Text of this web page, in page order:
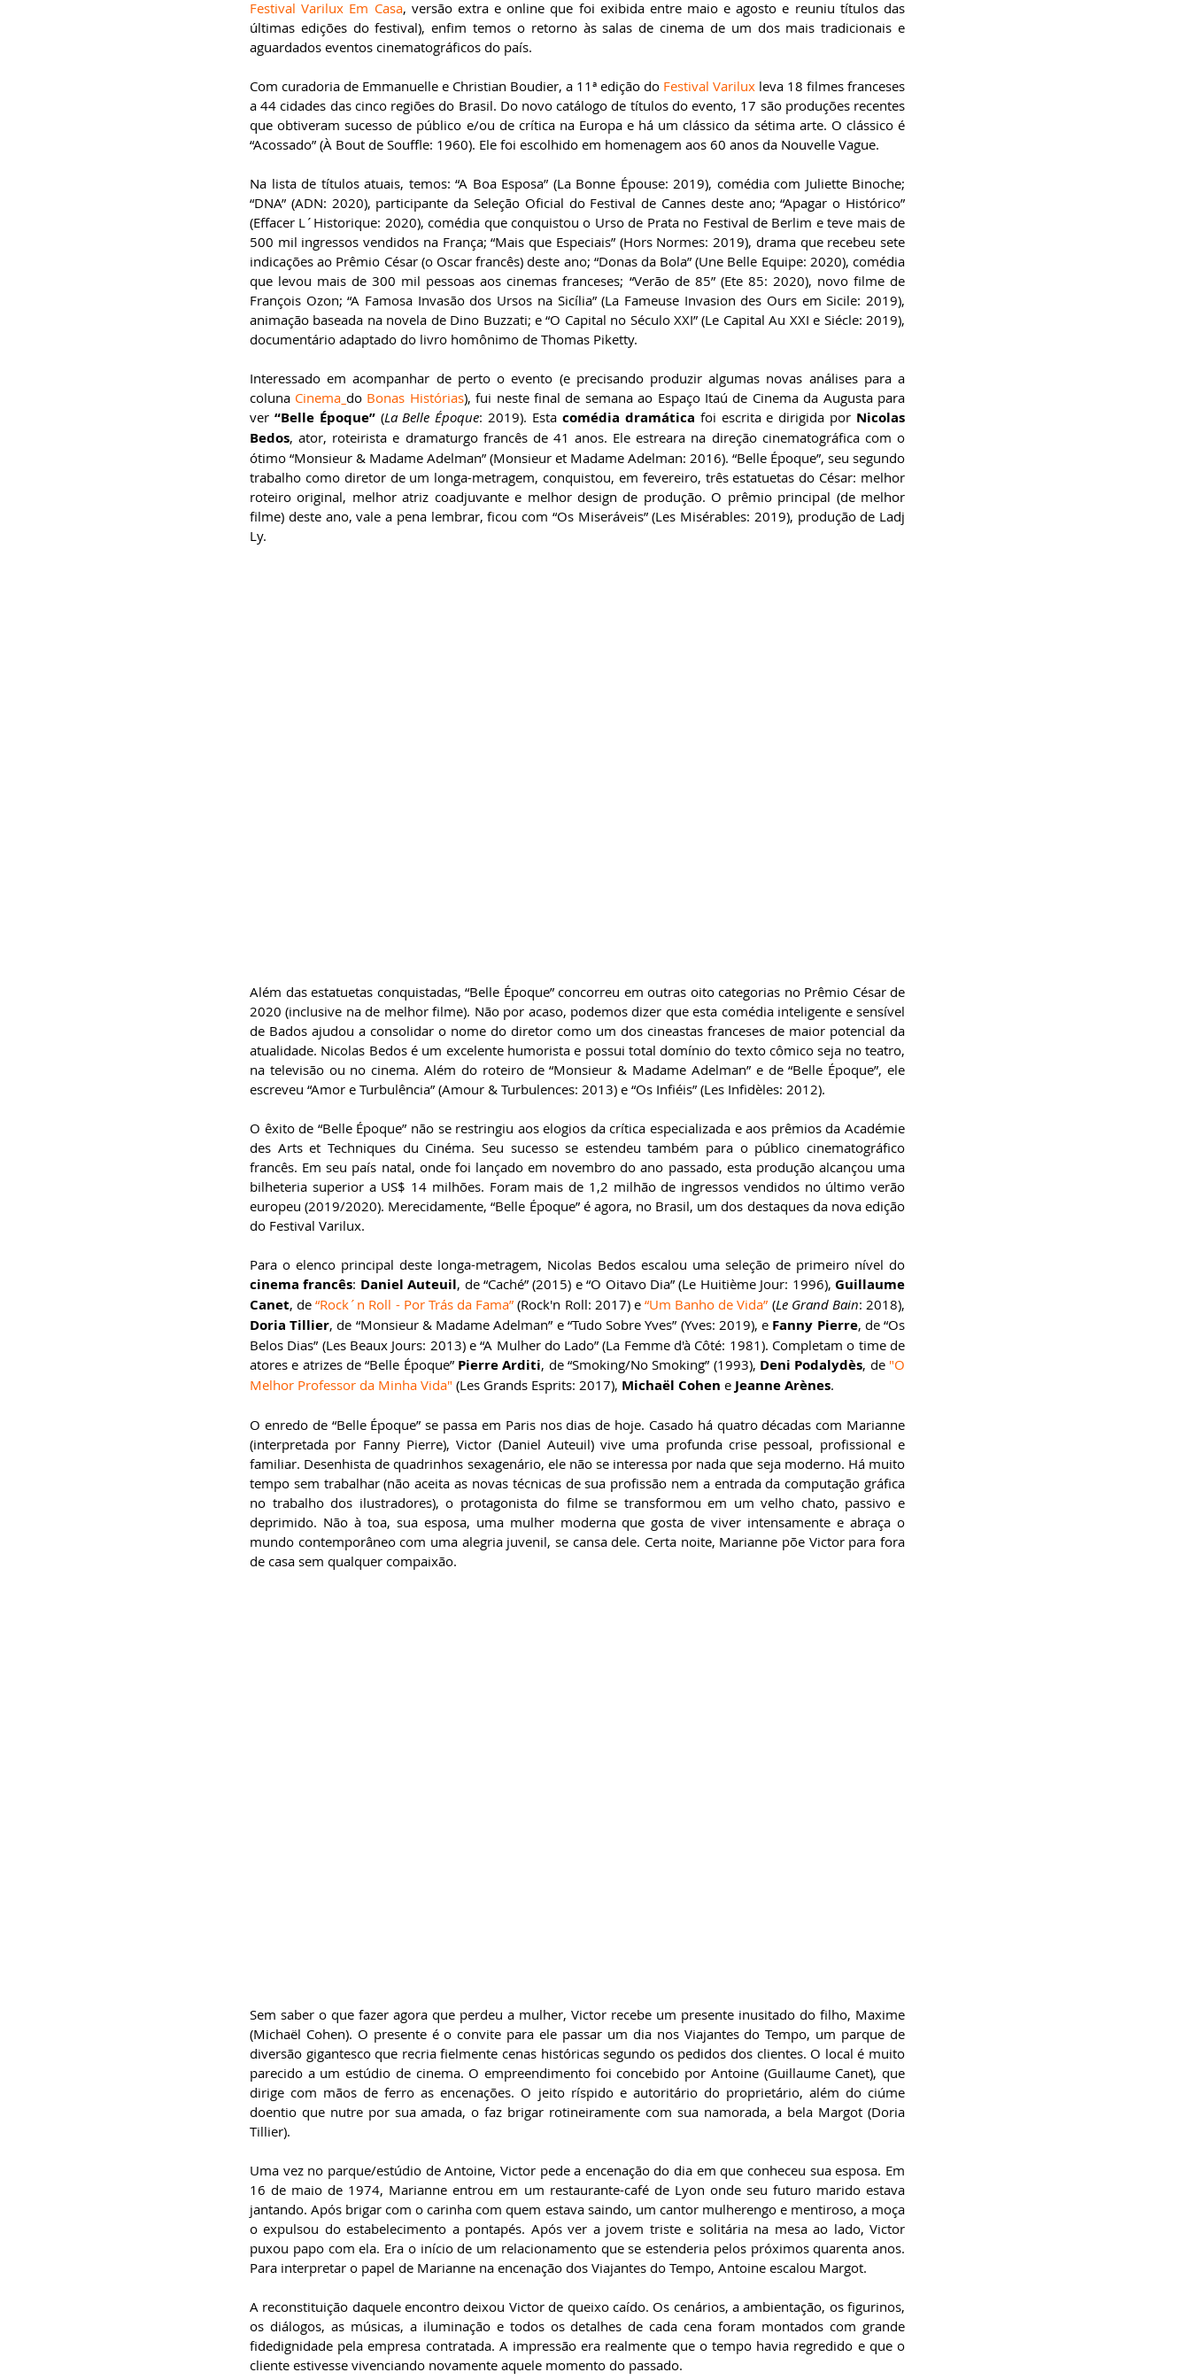
Festival Varilux Em Casa, versão extra e online que foi exibida entre maio e agosto e reuniu títulos das
últimas edições do festival), enfim temos o retorno às salas de cinema de um dos mais tradicionais e
aguardados eventos cinematográficos do país.
Com curadoria de Emmanuelle e Christian Boudier, a 11ª edição do Festival Varilux leva 18 filmes franceses
a 44 cidades das cinco regiões do Brasil. Do novo catálogo de títulos do evento, 17 são produções recentes
que obtiveram sucesso de público e/ou de crítica na Europa e há um clássico da sétima arte. O clássico é
“Acossado” (À Bout de Souffle: 1960). Ele foi escolhido em homenagem aos 60 anos da Nouvelle Vague.
Na lista de títulos atuais, temos: “A Boa Esposa” (La Bonne Épouse: 2019), comédia com Juliette Binoche;
“DNA” (ADN: 2020), participante da Seleção Oficial do Festival de Cannes deste ano; “Apagar o Histórico”
(Effacer L´Historique: 2020), comédia que conquistou o Urso de Prata no Festival de Berlim e teve mais de
500 mil ingressos vendidos na França; “Mais que Especiais” (Hors Normes: 2019), drama que recebeu sete
indicações ao Prêmio César (o Oscar francês) deste ano; “Donas da Bola” (Une Belle Equipe: 2020), comédia
que levou mais de 300 mil pessoas aos cinemas franceses; “Verão de 85” (Ete 85: 2020), novo filme de
François Ozon; “A Famosa Invasão dos Ursos na Sicília” (La Fameuse Invasion des Ours em Sicile: 2019),
animação baseada na novela de Dino Buzzati; e “O Capital no Século XXI” (Le Capital Au XXI e Siécle: 2019),
documentário adaptado do livro homônimo de Thomas Piketty.
Interessado em acompanhar de perto o evento (e precisando produzir algumas novas análises para a
coluna Cinema do Bonas Histórias), fui neste final de semana ao Espaço Itaú de Cinema da Augusta para
ver “Belle Époque” (La Belle Époque: 2019). Esta comédia dramática foi escrita e dirigida por Nicolas
Bedos, ator, roteirista e dramaturgo francês de 41 anos. Ele estreara na direção cinematográfica com o
ótimo “Monsieur & Madame Adelman” (Monsieur et Madame Adelman: 2016). “Belle Époque”, seu segundo
trabalho como diretor de um longa-metragem, conquistou, em fevereiro, três estatuetas do César: melhor
roteiro original, melhor atriz coadjuvante e melhor design de produção. O prêmio principal (de melhor
filme) deste ano, vale a pena lembrar, ficou com “Os Miseráveis” (Les Misérables: 2019), produção de Ladj
Ly.
Além das estatuetas conquistadas, “Belle Époque” concorreu em outras oito categorias no Prêmio César de
2020 (inclusive na de melhor filme). Não por acaso, podemos dizer que esta comédia inteligente e sensível
de Bados ajudou a consolidar o nome do diretor como um dos cineastas franceses de maior potencial da
atualidade. Nicolas Bedos é um excelente humorista e possui total domínio do texto cômico seja no teatro,
na televisão ou no cinema. Além do roteiro de “Monsieur & Madame Adelman” e de “Belle Époque”, ele
escreveu “Amor e Turbulência” (Amour & Turbulences: 2013) e “Os Infiéis” (Les Infidèles: 2012).
O êxito de “Belle Époque” não se restringiu aos elogios da crítica especializada e aos prêmios da Académie
des Arts et Techniques du Cinéma. Seu sucesso se estendeu também para o público cinematográfico
francês. Em seu país natal, onde foi lançado em novembro do ano passado, esta produção alcançou uma
bilheteria superior a US$ 14 milhões. Foram mais de 1,2 milhão de ingressos vendidos no último verão
europeu (2019/2020). Merecidamente, “Belle Époque” é agora, no Brasil, um dos destaques da nova edição
do Festival Varilux.
cinema francês: Daniel Auteuil, de “Caché” (2015) e “O Oitavo Dia” (Le Huitième Jour: 1996), Guillaume
Canet, de “Rock´n Roll - Por Trás da Fama” (Rock'n Roll: 2017) e “Um Banho de Vida” (Le Grand Bain
Doria Tillier, de “Monsieur & Madame Adelman” e “Tudo Sobre Yves” (Yves: 2019), e Fanny Pierre, de “Os
Belos Dias” (Les Beaux Jours: 2013) e “A Mulher do Lado” (La Femme d'à Côté: 1981). Completam o time de
atores e atrizes de “Belle Époque” Pierre Arditi, de “Smoking/No Smoking” (1993), Deni Podalydès, de "O
Melhor Professor da Minha Vida" (Les Grands Esprits: 2017), Michaël Cohen e Jeanne Arènes.
O enredo de “Belle Époque” se passa em Paris nos dias de hoje. Casado há quatro décadas com Marianne
(interpretada por Fanny Pierre), Victor (Daniel Auteuil) vive uma profunda crise pessoal, profissional e
familiar. Desenhista de quadrinhos sexagenário, ele não se interessa por nada que seja moderno. Há muito
tempo sem trabalhar (não aceita as novas técnicas de sua profissão nem a entrada da computação gráfica
no trabalho dos ilustradores), o protagonista do filme se transformou em um velho chato, passivo e
deprimido. Não à toa, sua esposa, uma mulher moderna que gosta de viver intensamente e abraça o
mundo contemporâneo com uma alegria juvenil, se cansa dele. Certa noite, Marianne põe Victor para fora
de casa sem qualquer compaixão.
Sem saber o que fazer agora que perdeu a mulher, Victor recebe um presente inusitado do filho, Maxime
(Michaël Cohen). O presente é o convite para ele passar um dia nos Viajantes do Tempo, um parque de
diversão gigantesco que recria fielmente cenas históricas segundo os pedidos dos clientes. O local é muito
parecido a um estúdio de cinema. O empreendimento foi concebido por Antoine (Guillaume Canet), que
dirige com mãos de ferro as encenações. O jeito ríspido e autoritário do proprietário, além do ciúme
doentio que nutre por sua amada, o faz brigar rotineiramente com sua namorada, a bela Margot (Doria
Tillier).
Uma vez no parque/estúdio de Antoine, Victor pede a encenação do dia em que conheceu sua esposa. Em
16 de maio de 1974, Marianne entrou em um restaurante-café de Lyon onde seu futuro marido estava
jantando. Após brigar com o carinha com quem estava saindo, um cantor mulherengo e mentiroso, a moça
o expulsou do estabelecimento a pontapés. Após ver a jovem triste e solitária na mesa ao lado, Victor
puxou papo com ela. Era o início de um relacionamento que se estenderia pelos próximos quarenta anos.
Para interpretar o papel de Marianne na encenação dos Viajantes do Tempo, Antoine escalou Margot.
A reconstituição daquele encontro deixou Victor de queixo caído. Os cenários, a ambientação, os figurinos,
os diálogos, as músicas, a iluminação e todos os detalhes de cada cena foram montados com grande
fidedignidade pela empresa contratada. A impressão era realmente que o tempo havia regredido e que o
cliente estivesse vivenciando novamente aquele momento do passado.